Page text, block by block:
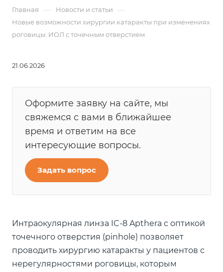
Главная — Новости и статьи —
Новые возможности хирургии катаракты при изменениях
роговицы: ИОЛ с точечным отверстием
21.06.2026
Оформите заявку на сайте, мы
свяжемся с вами в ближайшее
время и ответим на все
интересующие вопросы.
Задать вопрос
Интраокулярная линза IC-8 Apthera с оптикой
точечного отверстия (pinhole) позволяет
проводить хирургию катаракты у пациентов с
нерегулярностями роговицы, которым